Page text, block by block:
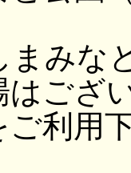
まみな
ござ
ご利用